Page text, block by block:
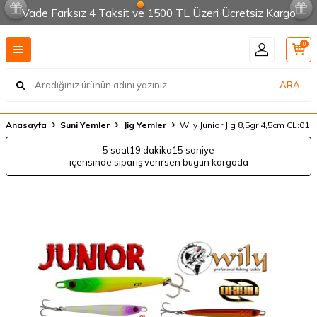
Vade Farksız 4 Taksit ve 1500 TL Üzeri Ücretsiz Kargo
ARA
0
Anasayfa Suni Yemler Jig Yemler Wily Junior Jig 8,5gr 4,5cm CL:01
5 saat19 dakika15 saniye
içerisinde sipariş verirsen bugün kargoda